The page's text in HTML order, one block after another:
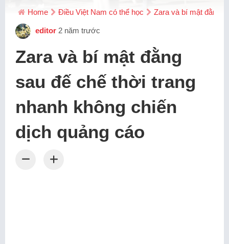
Home Điều Việt Nam có thể học Zara và bí mật đằng
editor 2 năm trước
Zara và bí mật đằng
sau đế chế thời trang
nhanh không chiến
dịch quảng cáo